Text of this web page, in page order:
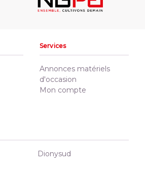
Services
Annonces matériels
d'occasion
Mon compte
Dionysud